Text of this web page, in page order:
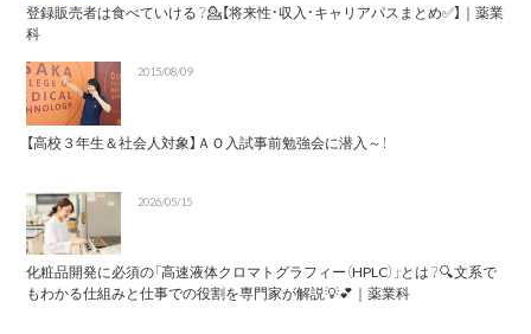
登録販売者は食べていける？💁【将来性・収入・キャリアパスまとめ✅】｜薬業
科
2015/08/09
【高校３年生＆社会人対象】ＡＯ入試事前勉強会に潜入～！
2026/05/15
化粧品開発に必須の「高速液体クロマトグラフィー（HPLC）」とは？🔍文系で
もわかる仕組みと仕事での役割を専門家が解説💡💕｜薬業科